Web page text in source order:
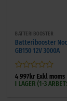
BATTERIBOOSTER
Batteribooster
GB150 12V 3000A
Betygsatt
0
4 997kr Exkl moms
I LAGER (1-3